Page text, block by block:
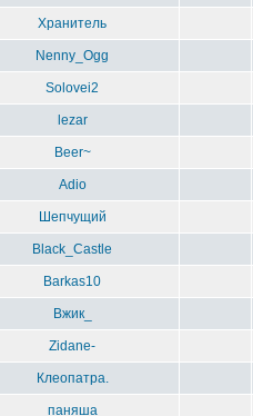
Хранитель
Nenny_Ogg
Solovei2
lezar
Beer~
Adio
Шепчущий
Black_Castle
Barkas10
Вжик_
Zidane-
Клеопатра.
паняша